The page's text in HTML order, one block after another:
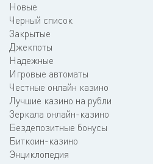
Новые
Черный список
Закрытые
Джекпоты
Надежные
Игровые автоматы
Честные онлайн казино
Лучшие казино на рубли
Зеркала онлайн-казино
Бездепозитные бонусы
Биткоин-казино
Энциклопедия